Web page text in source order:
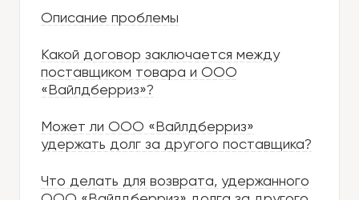
Описание проблемы
Какой договор заключается между
поставщиком товара и ООО
«Вайлдберриз»?
Может ли ООО «Вайлдберриз»
удержать долг за другого поставщика?
Что делать для возврата, удержанного